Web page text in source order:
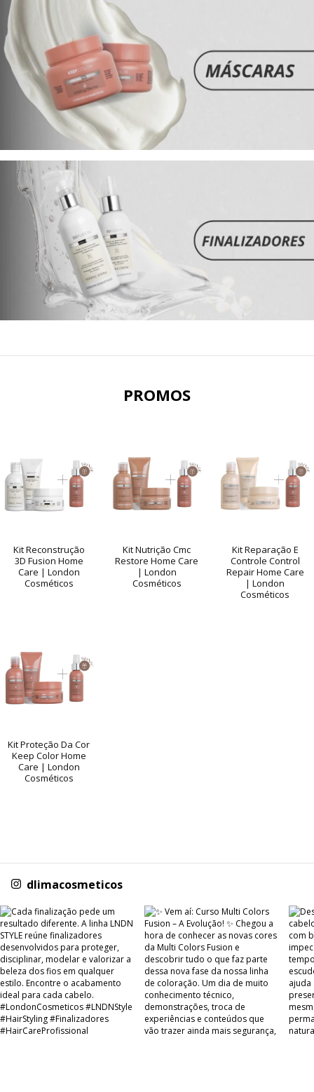
PROMOS
Kit Reconstrução
3D Fusion Home
Care | London
Cosméticos
Kit Nutrição Cmc
Restore Home Care
| London
Cosméticos
Kit Reparação E
Controle Control
Repair Home Care
| London
Cosméticos
Kit Proteção Da Cor
Keep Color Home
Care | London
Cosméticos
dlimacosmeticos